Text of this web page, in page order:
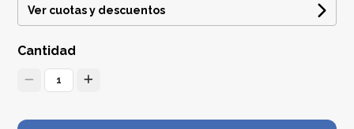
Ver cuotas y descuentos
Cantidad
1